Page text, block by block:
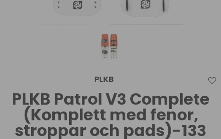
PLKB
PLKB Patrol V3 Complete
(Komplett med fenor,
stroppar och pads)-133